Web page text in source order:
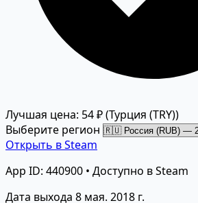
Лучшая цена: 54 ₽(Турция (TRY))
Выберите регион
Открыть в Steam
App ID: 440900 • Доступно в Steam
Дата выхода 8 мая. 2018 г.